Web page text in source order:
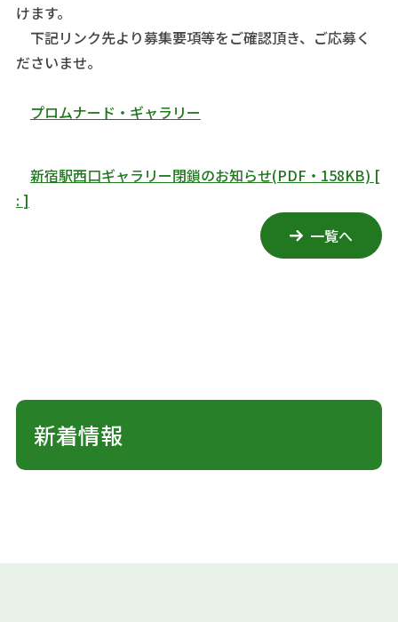
けます。
下記リンク先より募集要項等をご確認頂き、ご応募く
ださいませ。
プロムナード・ギャラリー
新宿駅西口ギャラリー閉鎖のお知らせ(PDF・158KB) [
: ]
一覧へ
新着情報